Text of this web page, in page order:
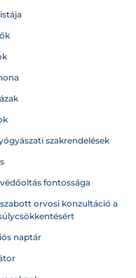
szakrendelések
fontossága
orvosi konzultáció a
naptár